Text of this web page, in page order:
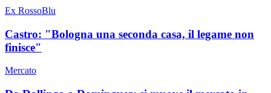
Ex RossoBlu
Castro: "Bologna una seconda casa, il legame non
finisce"
Mercato